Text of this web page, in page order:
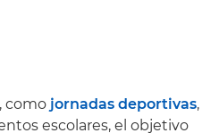
como jornadas deportivas,
escolares, el objetivo